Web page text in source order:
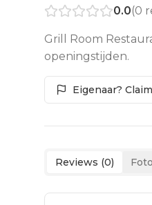
0.0(0
Grill Room
openingstijden.
Eigenaar?
Reviews (0)